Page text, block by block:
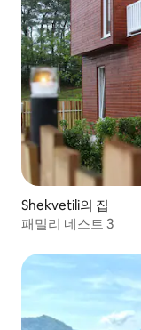
Shekvetili의 집
패밀리 네스트 3